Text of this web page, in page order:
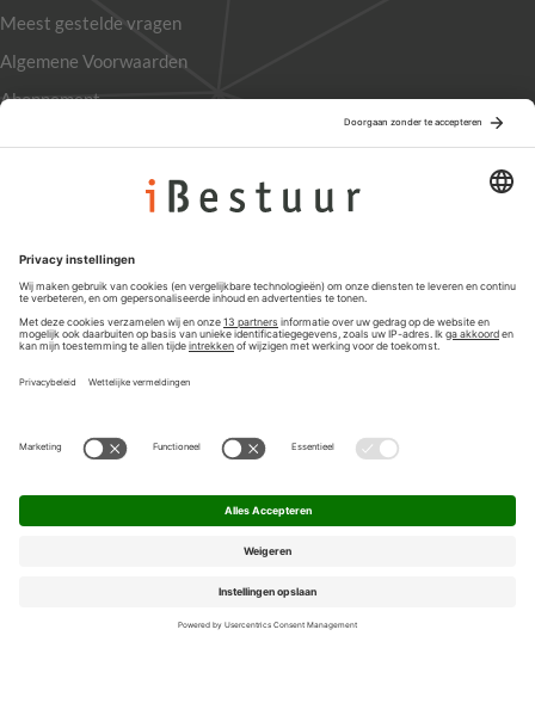
Meest gestelde vragen
Algemene Voorwaarden
Abonnement
Privacyinstellingen